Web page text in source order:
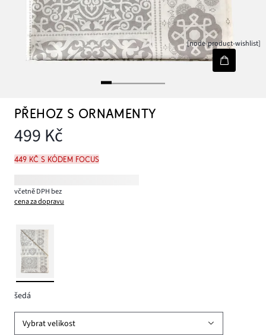
[node-product-wishlist]
PŘEHOZ S ORNAMENTY
499 Kč
449 Kč s kódem FOCUS
včetně DPH bez
cena za dopravu
šedá
Vybrat velikost